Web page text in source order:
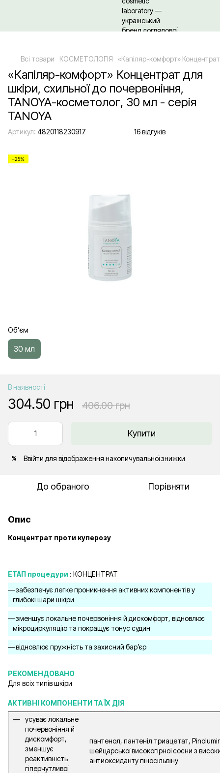
Всі товари КОСМЕТОЛОГІЯ «Капіляр-комфорт»
«Капіляр-комфорт» Концентрат для
шкіри, схильної до почервоніння,
TANOYA-косметолог, 30 мл - серія
TANOYA
Артикул: 4820118230917 16 відгуків
−25%
Об’єм
30 мл
В наявності
304.50 грн 406.00 грн
Купити
% Ввійти для відображення накопичувальної знижки
До обраного Порівняти
Опис
Концентрат проти куперозу
ЕТАП процедури : КОНЦЕНТРАТ
забезпечує легке проникнення активних компонентів у
глибокі шари шкіри
зменшує локальне почервоніння й дискомфорт, відновлює
мікроциркуляцію та покращує тонус судин
відновлює пружність та захисний бар’єр
РЕКОМЕНДОВАНО
Для всіх типів шкіри
АКТИВНІ КОМПОНЕНТИ ТА ЇХ ДІЯ
усуває локальне
почервоніння й
дискомфорт,
зменшує
реактивність
гіперчутливої
пантенол, пантеніл триацетат,
шейцарської високогірної сосни з
антиоксиданту піносільвіну